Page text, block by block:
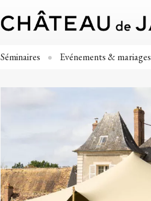
Séminaires Evénements & mariages